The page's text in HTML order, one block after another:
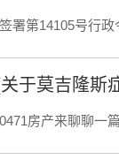
署第14105号行
于莫吉隆斯
房产来聊聊一